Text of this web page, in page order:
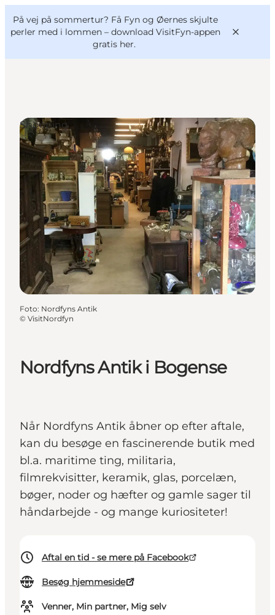
På vej på sommertur? Få Fyn og Øernes skjulte
perler med i lommen – download VisitFyn-appen
gratis her.
Oplevelser
Outdoor
Mad og drikke
Overnatning
Book lokale oplevelser
VisitFyn
Deutsch
Nordfyns Antik i Bogense
Når Nordfyns Antik åbner op efter aftale,
kan du besøge en fascinerende butik med
bl.a. maritime ting, militaria,
filmrekvisitter, keramik, glas, porcelæn,
bøger, noder og hæfter og gamle sager til
håndarbejde - og mange kuriositeter!
Aftal en tid - se mere på Facebook
Besøg hjemmeside
Venner, Min partner, Mig selv
Shopping
Foto: Nordfyns Antik
© VisitNordfyn